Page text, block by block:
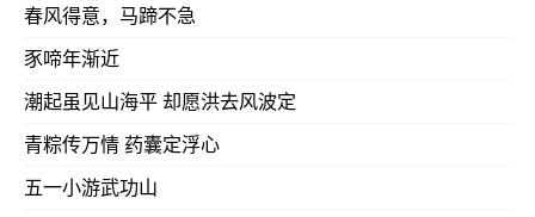
春风得意，马蹄不急
豕啼年渐近
潮起虽见山海平 却愿洪去风波定
青粽传万情 药囊定浮心
五一小游武功山